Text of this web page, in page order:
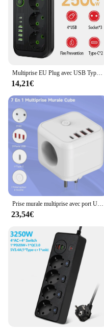
Multiprise EU Plug avec USB Type-C, Multiprise, Câble d'extension, Prises électriques, Filtre réseau, Charge rapide, 2m, 3AC
14,21€
23,54€